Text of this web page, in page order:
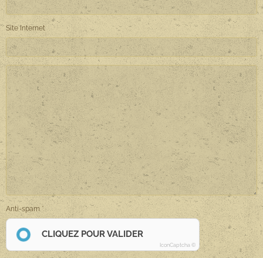
Site Internet
Anti-spam
CLIQUEZ POUR VALIDER
IconCaptcha ©